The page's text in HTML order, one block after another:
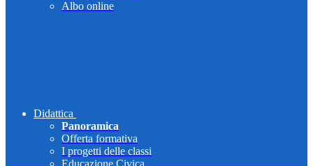
Albo online
Didattica
Panoramica
Offerta formativa
I progetti delle classi